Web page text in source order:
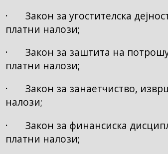
· Закон за угостителска
платни налози;
· Закон за заштита на
платни налози;
· Закон за занаетчиство,
налози;
· Закон за финансиска
платни налози;